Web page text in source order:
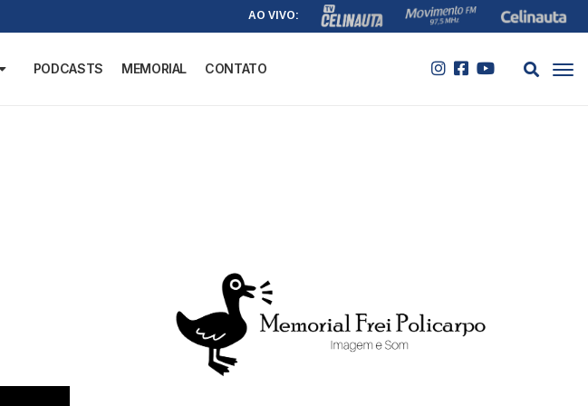
AO VIVO:
PODCASTS MEMORIAL CONTATO